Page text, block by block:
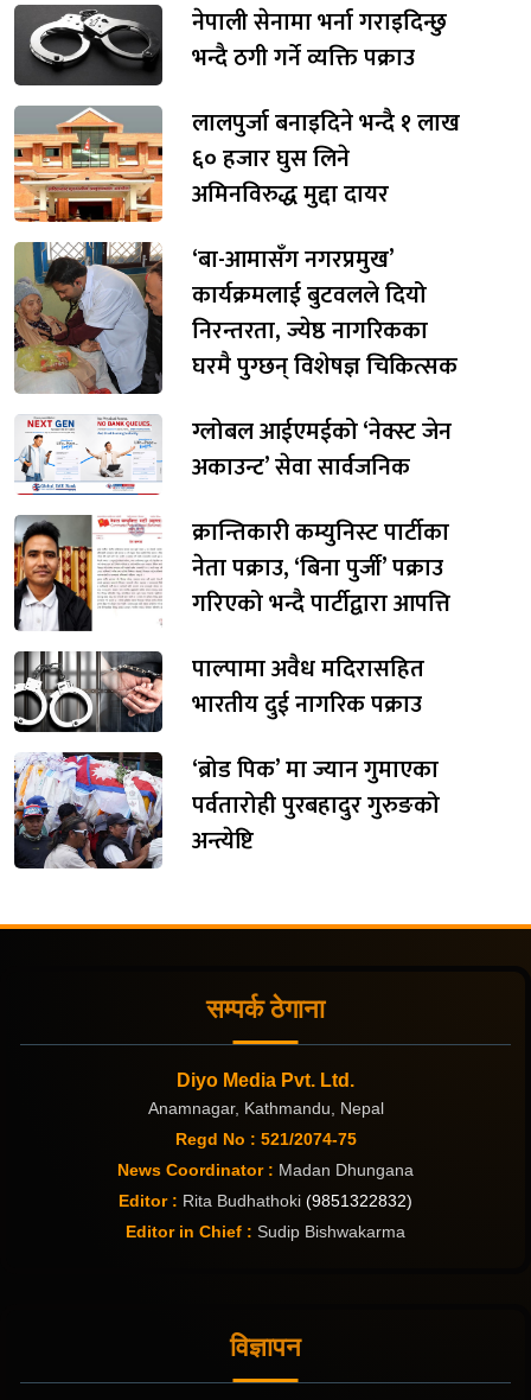
नेपाली सेनामा भर्ना गराइदिन्छु
भन्दै ठगी गर्ने व्यक्ति पक्राउ
लालपुर्जा बनाइदिने भन्दै १ लाख
६० हजार घुस लिने
अमिनविरुद्ध मुद्दा दायर
‘बा-आमासँग नगरप्रमुख’
कार्यक्रमलाई बुटवलले दियो
निरन्तरता, ज्येष्ठ नागरिकका
घरमै पुग्छन् विशेषज्ञ चिकित्सक
ग्लोबल आईएमईको ‘नेक्स्ट जेन
अकाउन्ट’ सेवा सार्वजनिक
क्रान्तिकारी कम्युनिस्ट पार्टीका
नेता पक्राउ, ‘बिना पुर्जी’ पक्राउ
गरिएको भन्दै पार्टीद्वारा आपत्ति
पाल्पामा अवैध मदिरासहित
भारतीय दुई नागरिक पक्राउ
‘ब्रोड पिक’ मा ज्यान गुमाएका
पर्वतारोही पुरबहादुर गुरुङको
अन्त्येष्टि
सम्पर्क ठेगाना
Diyo Media Pvt. Ltd.
Anamnagar, Kathmandu, Nepal
Regd No : 521/2074-75
News Coordinator : Madan Dhungana
Editor : Rita Budhathoki (9851322832)
Editor in Chief : Sudip Bishwakarma
विज्ञापन